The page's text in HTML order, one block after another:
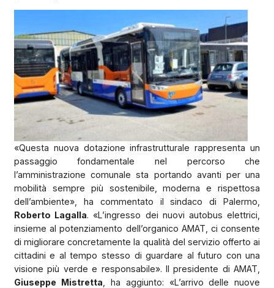
«Questa nuova dotazione infrastrutturale rappresenta un
passaggio fondamentale nel percorso che
l’amministrazione comunale sta portando avanti per una
mobilità sempre più sostenibile, moderna e rispettosa
dell’ambiente», ha commentato il sindaco di Palermo,
Roberto Lagalla. «L’ingresso dei nuovi autobus elettrici,
insieme al potenziamento dell’organico AMAT, ci consente
di migliorare concretamente la qualità del servizio offerto ai
cittadini e al tempo stesso di guardare al futuro con una
visione più verde e responsabile». Il presidente di AMAT,
Giuseppe Mistretta , ha aggiunto: «L’arrivo delle nuove